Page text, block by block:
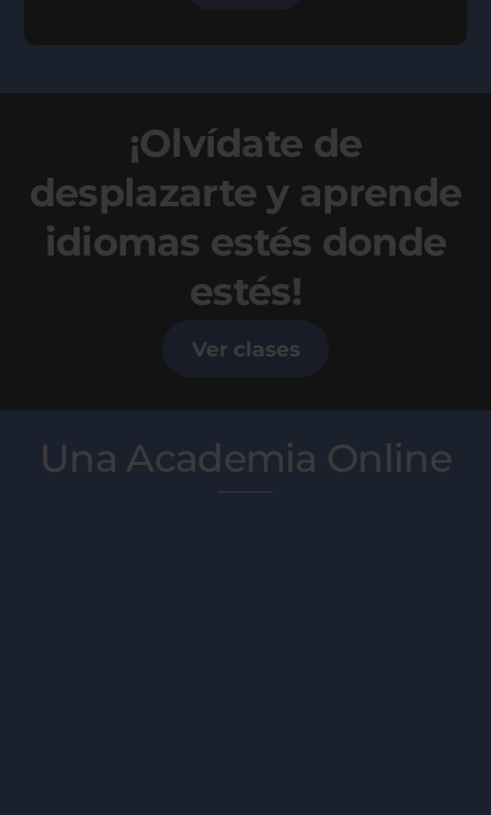
¡Olvídate de
desplazarte y aprende
idiomas estés donde
estés!
Ver clases
Una Academia Online